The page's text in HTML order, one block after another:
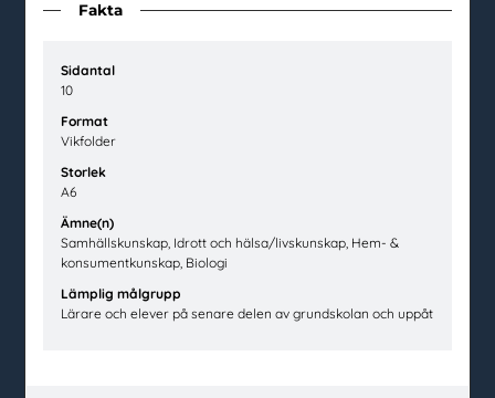
Fakta
Sidantal
10
Format
Vikfolder
Storlek
A6
Ämne(n)
Samhällskunskap, Idrott och hälsa/livskunskap, Hem- &
konsumentkunskap, Biologi
Lämplig målgrupp
Lärare och elever på senare delen av grundskolan och uppåt
Mina sidor
Beställ material